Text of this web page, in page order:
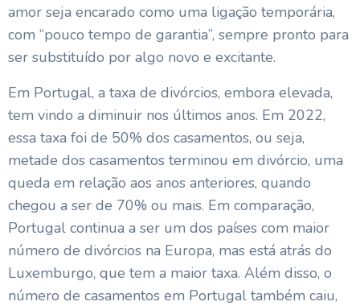
amor seja encarado como uma ligação temporária,
com “pouco tempo de garantia”, sempre pronto para
ser substituído por algo novo e excitante.
Em Portugal, a taxa de divórcios, embora elevada,
tem vindo a diminuir nos últimos anos. Em 2022,
essa taxa foi de 50% dos casamentos, ou seja,
metade dos casamentos terminou em divórcio, uma
queda em relação aos anos anteriores, quando
chegou a ser de 70% ou mais. Em comparação,
Portugal continua a ser um dos países com maior
número de divórcios na Europa, mas está atrás do
Luxemburgo, que tem a maior taxa. Além disso, o
número de casamentos em Portugal também caiu,